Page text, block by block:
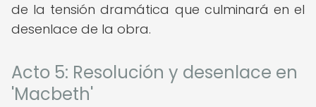
de la tensión dramática que culminará en el
desenlace de la obra.
Acto 5: Resolución y desenlace en
'Macbeth'